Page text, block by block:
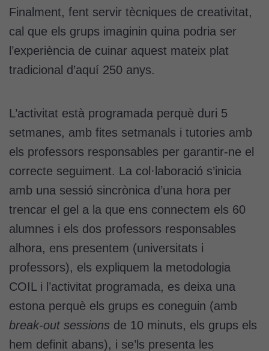
Finalment, fent servir tècniques de creativitat,
cal que els grups imaginin quina podria ser
l’experiència de cuinar aquest mateix plat
tradicional d’aquí 250 anys.
L’activitat està programada perquè duri 5
setmanes, amb fites setmanals i tutories amb
els professors responsables per garantir-ne el
correcte seguiment. La col·laboració s’inicia
amb una sessió sincrònica d’una hora per
trencar el gel a la que ens connectem els 60
alumnes i els dos professors responsables
alhora, ens presentem (universitats i
professors), els expliquem la metodologia
COIL i l’activitat programada, es deixa una
estona perquè els grups es coneguin (amb
break-out sessions de 10 minuts, els grups els
hem definit abans), i se’ls presenta les